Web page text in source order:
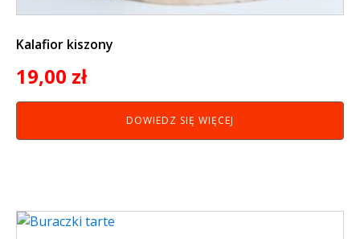
Kalafior kiszony
19,00 zł
DOWIEDZ SIĘ WIĘCEJ